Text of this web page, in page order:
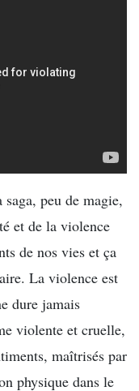
peu de magie,
et de la violence
de nos vies et ça
La violence est
dure jamais
violente et cruelle,
maîtrisés par
physique dans le